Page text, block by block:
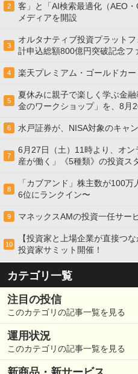
2
客」と「AI検索最適化（AEO
メディアを開設
3
オルタナティブ投資プラット
計申込総額800億円突破記念フ
4 楽天プレミアム・ゴールドカ
5
夏休みに親子で楽しく学ぶ金
金のワークショップ」を、8月
6 水戸証券が、NISA対象のキャ
7
6月27日（土）11時より、オ
産が働く」《5種類》の投資ス
8
「カブアンド」株主数が100
6位にランクイン〜
9 マネックスAMの投資一任サー
10
【投資家と上場企業が直接つ
投資家サミット開催！
カテゴリ一覧
注目の投信
このカテゴリの記事一覧を見る
運用状況
このカテゴリの記事一覧を見る